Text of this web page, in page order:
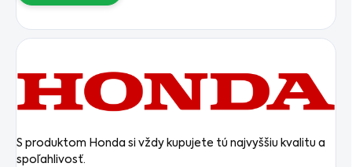
S produktom Honda si vždy kupujete tú najvyššiu kvalitu a
spoľahlivosť.